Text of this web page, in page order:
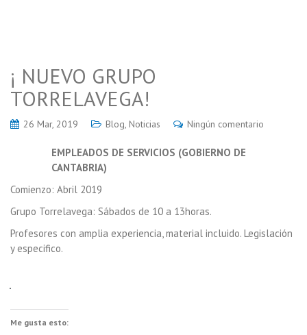
¡ NUEVO GRUPO
TORRELAVEGA!
26 Mar, 2019 Blog, Noticias Ningún comentario
EMPLEADOS DE SERVICIOS (GOBIERNO DE
CANTABRIA)
Comienzo: Abril 2019
Grupo Torrelavega: Sábados de 10 a 13horas.
Profesores con amplia experiencia, material incluido. Legislación
y especifico.
Me gusta esto: